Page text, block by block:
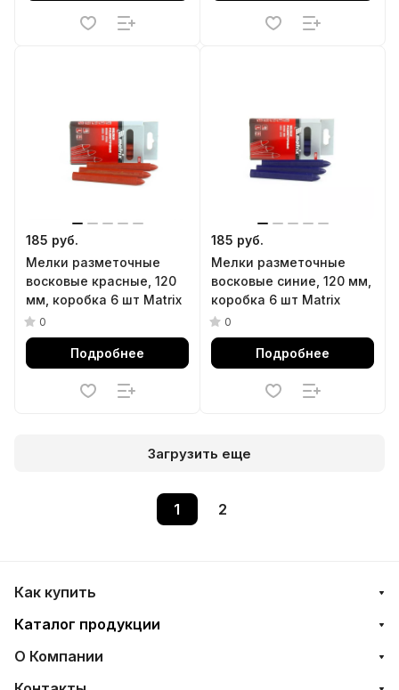
185 руб.
Мелки разметочные
восковые красные, 120
мм, коробка 6 шт Matrix
0
Подробнее
185 руб.
Мелки разметочные
восковые синие, 120 мм,
коробка 6 шт Matrix
0
Подробнее
Загрузить еще
1 2
Как купить
Каталог продукции
О Компании